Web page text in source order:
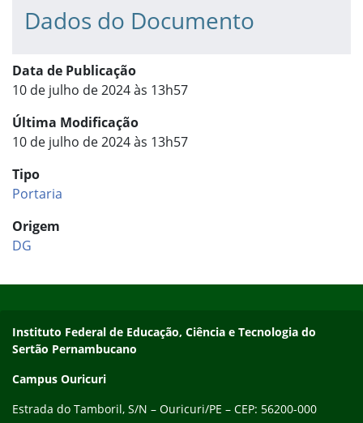
Dados do Documento
Data de Publicação
10 de julho de 2024 às 13h57
Última Modificação
10 de julho de 2024 às 13h57
Tipo
Portaria
Origem
DG
Endereço
Instituto Federal de Educação, Ciência e Tecnologia do
Sertão Pernambucano
Campus Ouricuri
Estrada do Tamboril, S/N – Ouricuri/PE – CEP: 56200-000